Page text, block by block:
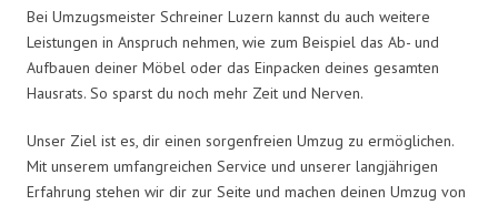
Bei Umzugsmeister Schreiner Luzern kannst du auch weitere
Leistungen in Anspruch nehmen, wie zum Beispiel das Ab- und
Aufbauen deiner Möbel oder das Einpacken deines gesamten
Hausrats. So sparst du noch mehr Zeit und Nerven.
Unser Ziel ist es, dir einen sorgenfreien Umzug zu ermöglichen.
Mit unserem umfangreichen Service und unserer langjährigen
Erfahrung stehen wir dir zur Seite und machen deinen Umzug von